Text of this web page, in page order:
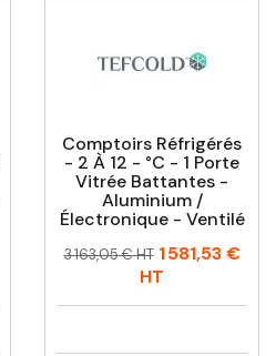
Comptoirs Réfrigérés
- 2 À 12 - °C - 1 Porte
Vitrée Battantes -
Aluminium /
Électronique - Ventilé
Prix
Prix
3 163,05 € HT 1 581,53 €
HT